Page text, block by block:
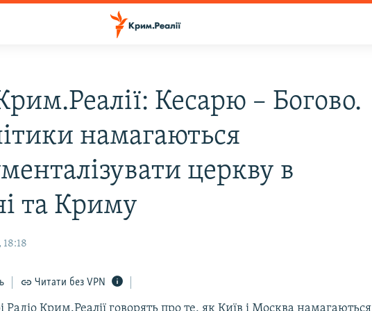
Кесарю – Богово.
намагаються
церкву в
та Криму
18:18
Читати без VPN